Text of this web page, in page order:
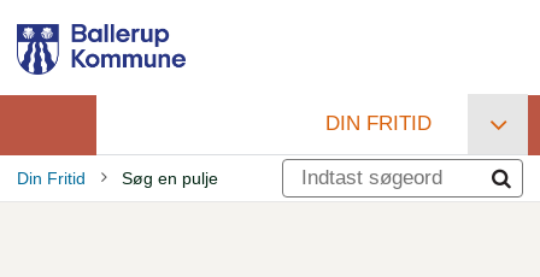
hovedindhold
Primær
navigation
DIN FRITID
Din Fritid Søg en pulje